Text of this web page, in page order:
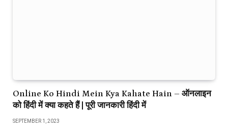
Online Ko Hindi Mein Kya Kahate Hain – ऑनलाइन
को हिंदी में क्या कहते हैं | पूरी जानकारी हिंदी में
SEPTEMBER 1, 2023